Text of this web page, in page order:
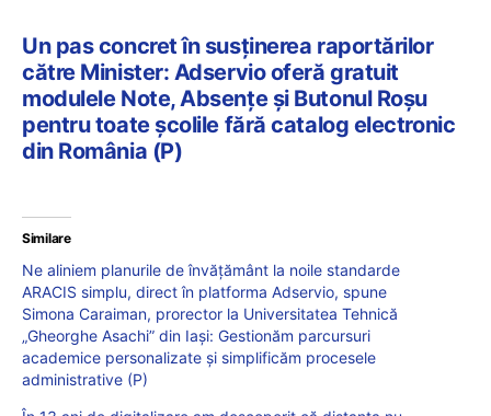
Un pas concret în susținerea raportărilor
către Minister: Adservio oferă gratuit
modulele Note, Absențe și Butonul Roșu
pentru toate școlile fără catalog electronic
din România (P)
Similare
Ne aliniem planurile de învățământ la noile standarde
ARACIS simplu, direct în platforma Adservio, spune
Simona Caraiman, prorector la Universitatea Tehnică
„Gheorghe Asachi” din Iași: Gestionăm parcursuri
academice personalizate și simplificăm procesele
administrative (P)